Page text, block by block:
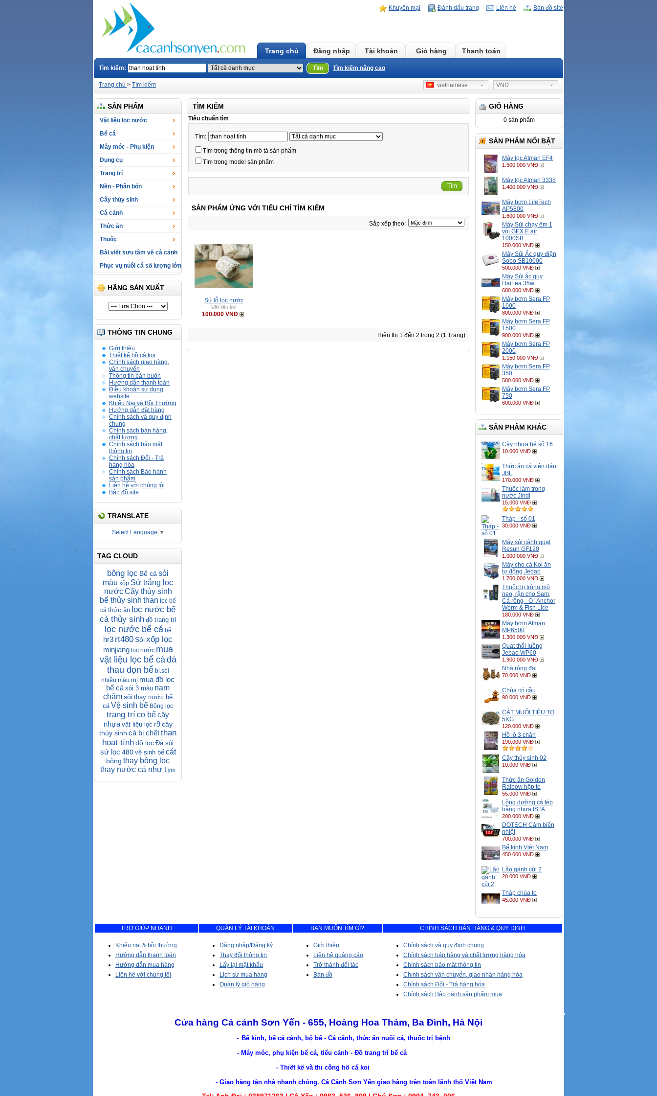
Khuyến mại Đánh dấu trang Liên hệ Bản đồ site
Trang chủ Đăng nhập Tài khoản Giỏ hàng Thanh toán
Tìm kiêm: Tìm Tìm kiếm nâng cao
Trang chủ > Tìm kiếm VNĐ
vietnamese
SẢN PHẨM
Vật liệu lọc nước
Bể cá
Máy móc - Phụ kiện
Dụng cụ
Trang trí
Nền - Phân bón
Cây thủy sinh
Cá cảnh
Thức ăn
Thuốc
Bài viết sưu tầm về cá cảnh
Phục vụ nuôi cá số lượng lớn
HÃNG SẢN XUẤT
THÔNG TIN CHUNG
Giới thiệu
Thiết kế hồ cá koi
Chính sách giao hàng,
vận chuyển
Thông tin bán buôn
Hướng dẫn thanh toán
Điều khoản sử dụng
website
Khiếu Nại và Bồi Thường
Hướng dẫn đặt hàng
Chính sách và quy định
chung
Chính sách bán hàng,
chất lượng
Chính sách bảo mật
thông tin
Chính sách Đổi - Trả
hàng hóa
Chính sách Bảo hành
sản phẩm
Liên hệ với chúng tôi
Bản đồ site
TRANSLATE
Select Language ▼
TAG CLOUD
bông lọc Bể cá sỏi
màu xốp Sứ trắng lọc
nước Cây thủy sinh
bể thủy sinh than lọc bể
cá thức ăn lọc nước bể
cá thủy sinh đồ trang trí
lọc nước bể cá bể
hr3 rt480Sỏixốp lọc
minjiang lọc nước mua
vật liệu lọc bể cáđá
thau dọn bể bi.sỏi
nhiều màu mj mua đồ lọc
bể cá sỏi 3 màu nam
châmsỏi thay nước bể
cá Vệ sinh bể Bông lọc
trang trícọ bểcây
nhựa vật liệu lọc r9 cây
thủy sinh cá bị chếtthan
hoạt tínhđồ lọc Đá sỏi
sứ lọc 480 vệ sinh bể cát
bông thay bông lọc
thay nước cá như t ym
GIỎ HÀNG
0 sản phẩm
SẢN PHẨM NỔI BẬT
Máy lọc Atman EF4
1.500.000 VNĐ
Máy lọc Atman 3338
1.400.000 VNĐ
Máy bơm LifeTech
AP5800
1.600.000 VNĐ
Máy Sủi chạy êm 1
vòi GEX E air
1000SB
150.000 VNĐ
Máy Sủi Ắc quy điện
Sobo SB10000
500.000 VNĐ
Máy Sủi ắc quy
HaiLea 35w
600.000 VNĐ
Máy bơm Sera FP
1000
800.000 VNĐ
Máy bơm Sera FP
1500
900.000 VNĐ
Máy bơm Sera FP
2000
1.150.000 VNĐ
Máy bơm Sera FP
350
500.000 VNĐ
Máy bơm Sera FP
750
600.000 VNĐ
SẢN PHẨM KHÁC
Cây nhựa bé số 16
10.000 VNĐ
Thức ăn cá viên dán
JBL
170.000 VNĐ
Thuốc làm trong
nước Jindi
15.000 VNĐ
Tháp - số 01
30.000 VNĐ
Máy sủi cánh quạt
Resun GF120
1.000.000 VNĐ
Máy cho cá Koi ăn
tự động Jebao
1.700.000 VNĐ
Thuốc trị trùng mỏ
neo, rận cho Sam,
Cá rồng - O ' Anchor
Worm & Fish Lice
180.000 VNĐ
Máy bơm Atman
MP6500
1.300.000 VNĐ
Quạt thổi luồng
Jebao WP60
1.900.000 VNĐ
Nhà rông đại
70.000 VNĐ
Chùa có cầu
90.000 VNĐ
CÁT MUỐI TIÊU TO
5KG
120.000 VNĐ
Hồ lô 3 chân
190.000 VNĐ
Cây thủy sinh 02
10.000 VNĐ
Thức ăn Golden
Raibow hộp to
55.000 VNĐ
Lồng dưỡng cá tép
bằng nhựa ISTA
200.000 VNĐ
DOTECH Cảm biến
nhiệt
700.000 VNĐ
Bể kính Việt Nam
450.000 VNĐ
Lão gánh củi 2
20.000 VNĐ
Tháp chùa to
45.000 VNĐ
TÌM KIẾM
Tiêu chuẩn tìm
Tìm:
Tìm trong thông tin mô tả sản phẩm
Tìm trong model sản phẩm
Tìm
SẢN PHẨM ỨNG VỚI TIÊU CHÍ TÌM KIẾM
Sắp xếp theo:
Sứ lỗ lọc nước
Vật liệu lọc
100.000 VNĐ
Hiển thị 1 đến 2 trong 2 (1 Trang)
TRỢ GIÚP NHANH QUẢN LÝ TÀI KHOẢN BẠN MUỐN TÌM GÌ? CHÍNH SÁCH BÁN HÀNG & QUY ĐỊNH
Khiếu nại & bồi thường
Hướng dẫn thanh toán
Hướng dẫn mua hàng
Liên hệ với chúng tôi
Đăng nhập/Đăng ký
Thay đổi thông tin
Lấy lại mật khẩu
Lịch sử mua hàng
Quản lý giỏ hàng
Giới thiệu
Liên hệ quảng cáo
Trở thành đối tác
Bản đồ
Chính sách và quy định chung
Chính sách bán hàng và chất lượng hàng hóa
Chính sách bảo mật thông tin
Chính sách vận chuyển, giao nhận hàng hóa
Chính sách Đổi - Trả hàng hóa
Chính sách Bảo hành sản phẩm mua
Cửa hàng Cá cảnh Sơn Yến - 655, Hoàng Hoa Thám, Ba Đình, Hà Nội
- Bể kính, bể cá cảnh, bộ bể - Cá cảnh, thức ăn nuôi cá, thuốc trị bệnh
- Máy móc, phụ kiện bể cá, tiểu cảnh - Đồ trang trí bể cá
- Thiết kế và thi công hồ cá koi
- Giao hàng tận nhà nhanh chóng. Cá Cảnh Sơn Yến giao hàng trên toàn lãnh thổ Việt Nam